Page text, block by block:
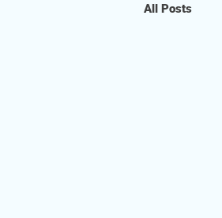
All Posts